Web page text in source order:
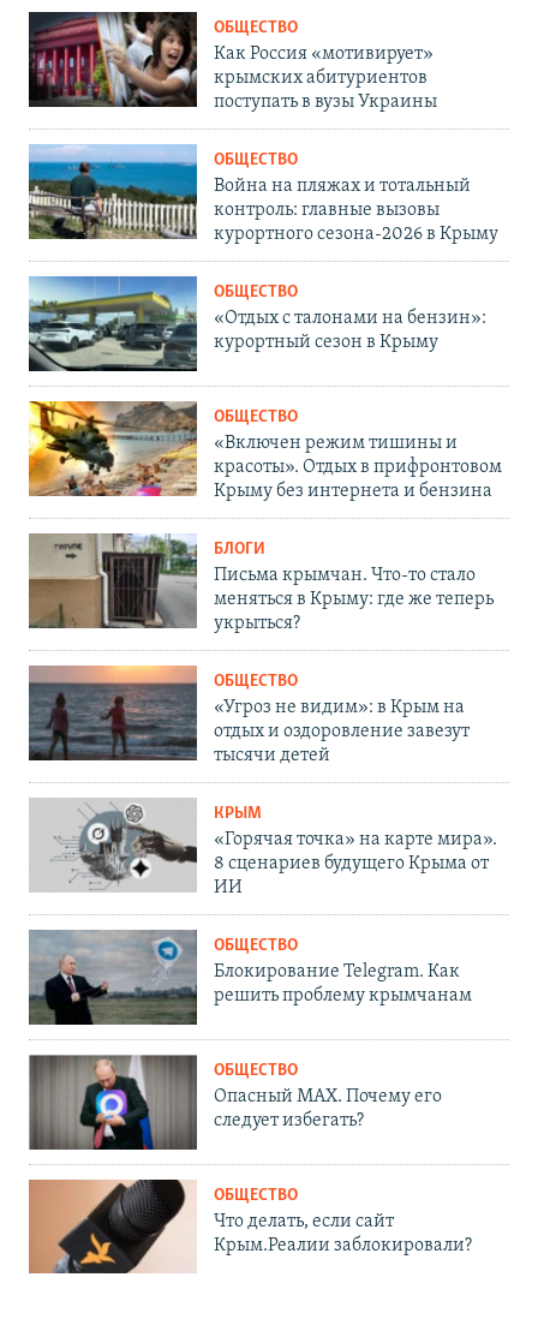
ОБЩЕСТВО
Как Россия «мотивирует»
крымских абитуриентов
поступать в вузы Украины
ОБЩЕСТВО
Война на пляжах и тотальный
контроль: главные вызовы
курортного сезона-2026 в Крыму
ОБЩЕСТВО
«Отдых с талонами на бензин»:
курортный сезон в Крыму
ОБЩЕСТВО
«Включен режим тишины и
красоты». Отдых в прифронтовом
Крыму без интернета и бензина
БЛОГИ
Письма крымчан. Что-то стало
меняться в Крыму: где же теперь
укрыться?
ОБЩЕСТВО
«Угроз не видим»: в Крым на
отдых и оздоровление завезут
тысячи детей
КРЫМ
«Горячая точка» на карте мира».
8 сценариев будущего Крыма от
ИИ
ОБЩЕСТВО
Блокирование Telegram. Как
решить проблему крымчанам
ОБЩЕСТВО
Опасный MAX. Почему его
следует избегать?
ОБЩЕСТВО
Что делать, если сайт
Крым.Реалии заблокировали?